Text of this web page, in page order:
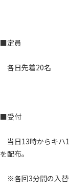
■定員
各日先着20名
■受付
当日13時からキハ
を配布。
※各回3分間の入替